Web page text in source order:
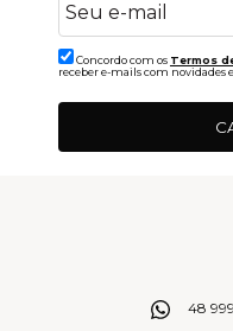
Concordo com os Termos
receber e-mails com novidades
48